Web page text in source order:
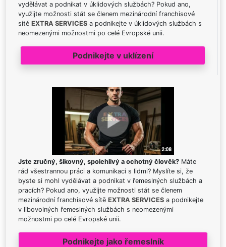
vydělávat a podnikat v úklidových službách? Pokud ano,
využijte možnosti stát se členem mezinárodní franchisové
sítě EXTRA SERVICES a podnikejte v úklidových službách s
neomezenými možnostmi po celé Evropské unii.
Podnikejte v uklízení
Jste zručný, šikovný, spolehlivý a ochotný člověk? Máte
rád všestrannou práci a komunikaci s lidmi? Myslíte si, že
byste si mohl vydělávat a podnikat v řemeslných službách a
pracích? Pokud ano, využijte možnosti stát se členem
mezinárodní franchisové sítě EXTRA SERVICES a podnikejte
v libovolných řemeslných službách s neomezenými
možnostmi po celé Evropské unii.
Podnikejte jako řemeslník